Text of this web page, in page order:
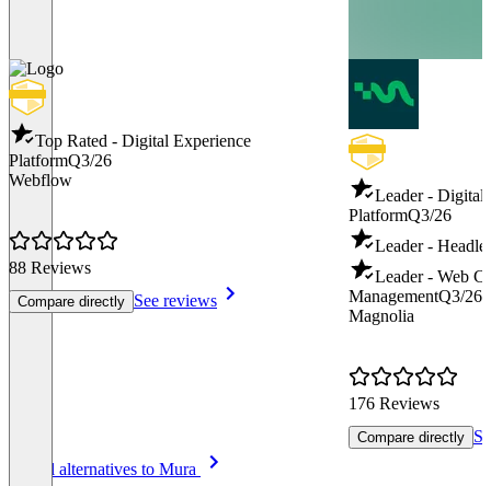
Top Rated - Digital Experience
PlatformQ3/26
Webflow
88 Reviews
Compare directly See reviews
Leader - Digital
PlatformQ3/26
Leader -
Leader - Web
ManagementQ3/26
Magnolia
176 Reviews
Compare directly
See all alternatives to Mura